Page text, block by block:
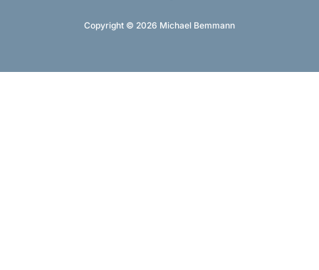
Copyright © 2026 Michael Bemmann